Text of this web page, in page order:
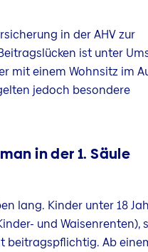
in der AHV zur
ist unter
mit einem Wohnsitz im
jedoch besondere
in der 1. Säule
lang. Kinder unter 18
und Waisenrenten),
beitragspflichtig. Ab